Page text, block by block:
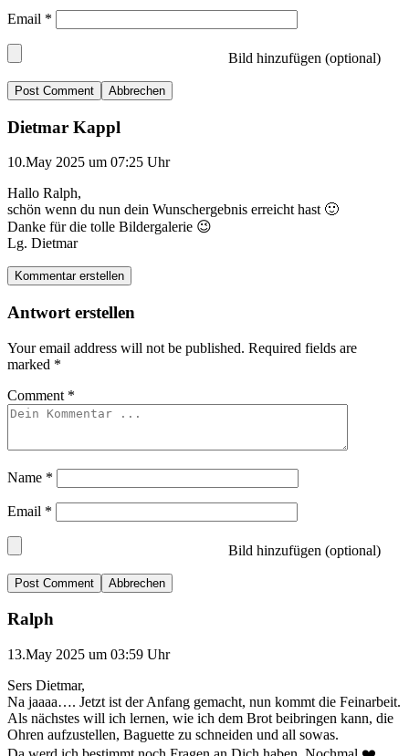
Email *
Bild hinzufügen (optional)
Abbrechen
Dietmar Kappl
10.May 2025 um 07:25 Uhr
Hallo Ralph,
schön wenn du nun dein Wunschergebnis erreicht hast 🙂
Danke für die tolle Bildergalerie 😉
Lg. Dietmar
Kommentar erstellen
Antwort erstellen
Your email address will not be published. Required fields are
marked *
Comment *
Name *
Email *
Bild hinzufügen (optional)
Abbrechen
Ralph
13.May 2025 um 03:59 Uhr
Sers Dietmar,
Na jaaaa…. Jetzt ist der Anfang gemacht, nun kommt die Feinarbeit.
Als nächstes will ich lernen, wie ich dem Brot beibringen kann, die
Ohren aufzustellen, Baguette zu schneiden und all sowas.